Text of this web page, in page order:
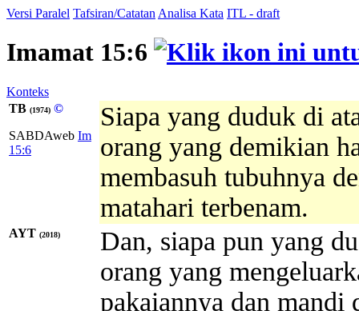
Versi Paralel Tafsiran/Catatan Analisa Kata ITL - draft
Imamat 15:6
Konteks
TB (1974) ©
SABDAweb Im
15:6
Siapa yang duduk di
orang yang demikian
membasuh tubuhnya
matahari terbenam.
AYT (2018)
Dan, siapa pun yang
orang yang
pakaiannya dan mandi